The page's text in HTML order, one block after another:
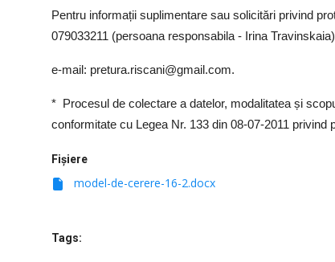
Pentru informații suplimentare sau solicitări privind
079033211 (persoana responsabila - Irina
e-mail: pretura.riscani@gmail.com.
* Procesul de colectare a datelor, modalitatea și
conformitate cu Legea Nr. 133 din 08-07-2011 privind
Fișiere
model-de-cerere-16-2.docx
Tags: